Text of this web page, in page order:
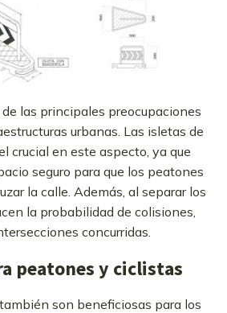
de las principales preocupaciones
urbanas. Las isletas de
crucial en este aspecto, ya que
seguro para que los peatones
la calle. Además, al separar los
la probabilidad de colisiones,
concurridas.
peatones y ciclistas
son beneficiosas para los